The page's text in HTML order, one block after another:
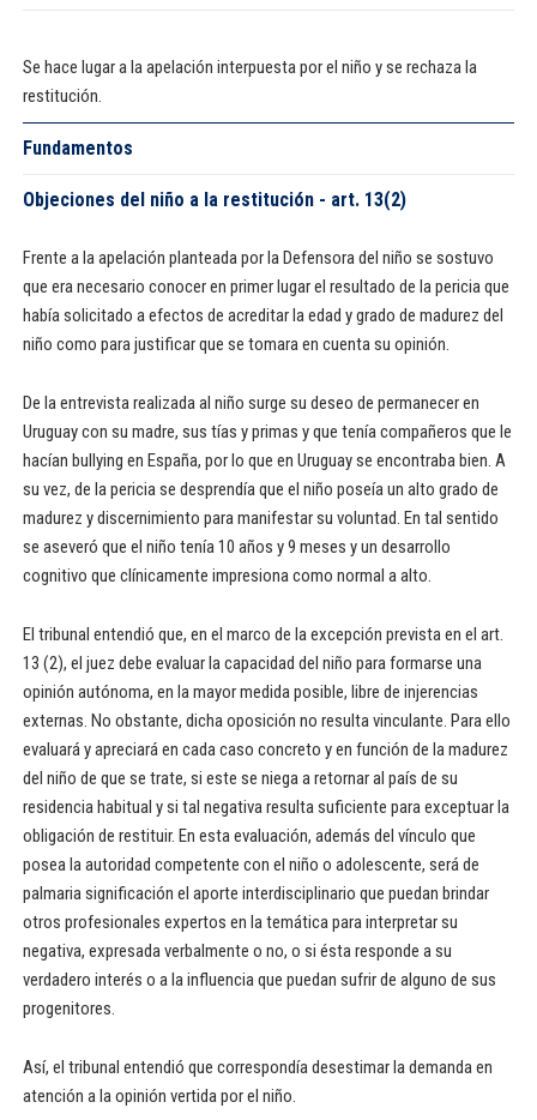
Se hace lugar a la apelación interpuesta por el niño y se rechaza la
restitución.
Fundamentos
Objeciones del niño a la restitución - art. 13(2)
Frente a la apelación planteada por la Defensora del niño se sostuvo
que era necesario conocer en primer lugar el resultado de la pericia que
había solicitado a efectos de acreditar la edad y grado de madurez del
niño como para justificar que se tomara en cuenta su opinión.
De la entrevista realizada al niño surge su deseo de permanecer en
Uruguay con su madre, sus tías y primas y que tenía compañeros que le
hacían bullying en España, por lo que en Uruguay se encontraba bien. A
su vez, de la pericia se desprendía que el niño poseía un alto grado de
madurez y discernimiento para manifestar su voluntad. En tal sentido
se aseveró que el niño tenía 10 años y 9 meses y un desarrollo
cognitivo que clínicamente impresiona como normal a alto.
El tribunal entendió que, en el marco de la excepción prevista en el art.
13 (2), el juez debe evaluar la capacidad del niño para formarse una
opinión autónoma, en la mayor medida posible, libre de injerencias
externas. No obstante, dicha oposición no resulta vinculante. Para ello
evaluará y apreciará en cada caso concreto y en función de la madurez
del niño de que se trate, si este se niega a retornar al país de su
residencia habitual y si tal negativa resulta suficiente para exceptuar la
obligación de restituir. En esta evaluación, además del vínculo que
posea la autoridad competente con el niño o adolescente, será de
palmaria significación el aporte interdisciplinario que puedan brindar
otros profesionales expertos en la temática para interpretar su
negativa, expresada verbalmente o no, o si ésta responde a su
verdadero interés o a la influencia que puedan sufrir de alguno de sus
progenitores.
Así, el tribunal entendió que correspondía desestimar la demanda en
atención a la opinión vertida por el niño.